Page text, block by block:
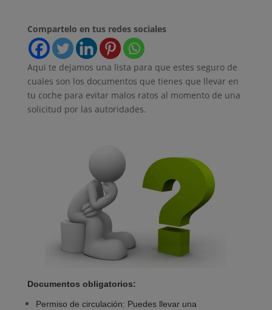
Compartelo en tus redes sociales
Aqui te dejamos una lista para que estes seguro de
cuales son los documentos que tienes que llevar en
tu coche para evitar malos ratos al momento de una
solicitud por las autoridades.
Documentos obligatorios:
Permiso de circulación: Puedes llevar una